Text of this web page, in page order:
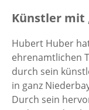
Künstler mit
Hubert Huber
ehrenamtlichen
durch sein
in ganz
Durch sein